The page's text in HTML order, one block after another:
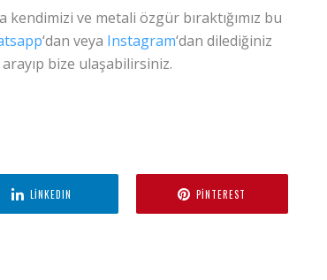
kendimizi ve metali özgür bıraktığımız bu
‘dan veya Instagram‘dan dilediğiniz
bize ulaşabilirsiniz.
LINKEDIN PINTEREST